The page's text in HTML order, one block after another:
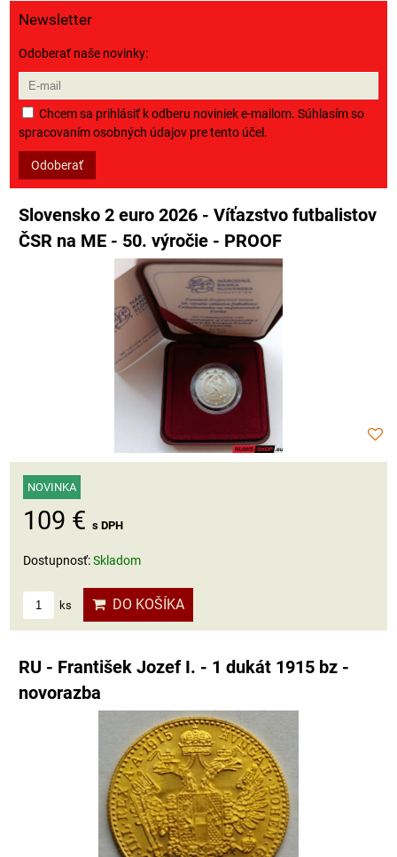
Newsletter
Odoberať naše novinky:
Chcem sa prihlásiť k odberu noviniek e-mailom. Súhlasím so
spracovaním osobných údajov pre tento účel.
Odoberať
Slovensko 2 euro 2026 - Víťazstvo futbalistov
ČSR na ME - 50. výročie - PROOF
NOVINKA
109 € s DPH
Dostupnosť:Skladom
ks DO KOŠÍKA
RU - František Jozef I. - 1 dukát 1915 bz -
novorazba